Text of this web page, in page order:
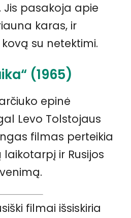
Jis pasakoja apie
karas, ir
su netektimi.
(1965)
epinė
Levo Tolstojaus
filmas perteikia
ir Rusijos
filmai išsiskiria